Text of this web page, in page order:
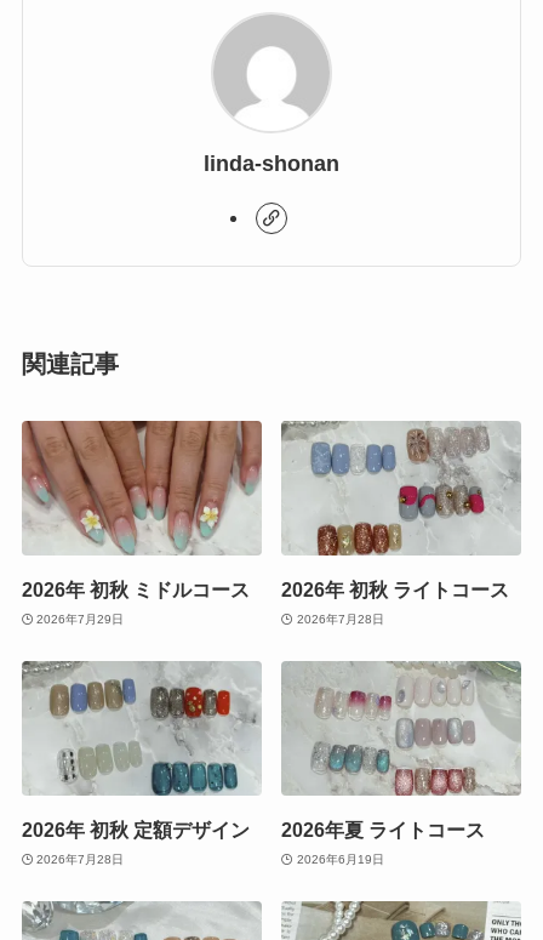
linda-shonan
関連記事
2026年 初秋 ミドルコース
2026年7月29日
2026年 初秋 ライトコース
2026年7月28日
2026年 初秋 定額デザイン
2026年7月28日
2026年夏 ライトコース
2026年6月19日